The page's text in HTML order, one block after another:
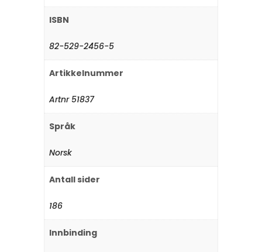
ISBN
82-529-2456-5
Artikkelnummer
Artnr 51837
Språk
Norsk
Antall sider
186
Innbinding